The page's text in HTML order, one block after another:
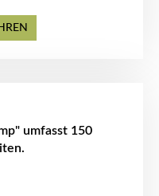
umfasst 150